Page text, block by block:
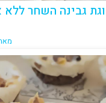
גבינה השחר ללא